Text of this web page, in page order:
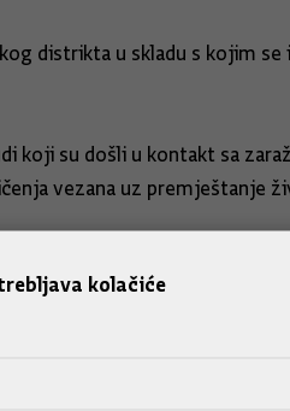
distrikta u skladu s kojim
su došli u kontakt sa
vezana uz premještanje
simptome
41 osoba koja je
kolačiće